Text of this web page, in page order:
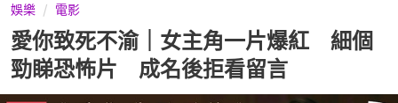
娛樂 電影
愛你致死不渝｜女主角一片爆紅 細個
勁睇恐怖片 成名後拒看留言